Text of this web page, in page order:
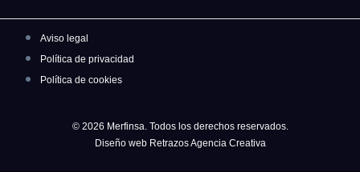
Aviso legal
Política de privacidad
Política de cookies
© 2026 Merfinsa. Todos los derechos reservados.
Diseño web Retrazos Agencia Creativa